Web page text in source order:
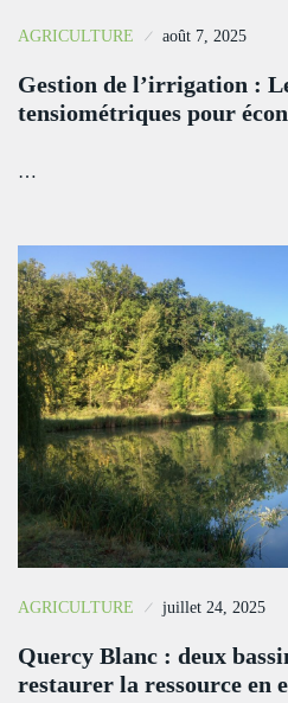
AGRICULTURE août 7, 2025
Gestion de l’irrigation :
tensiométriques pour
…
AGRICULTURE juillet 24, 2025
Quercy Blanc : deux
restaurer la ressource en